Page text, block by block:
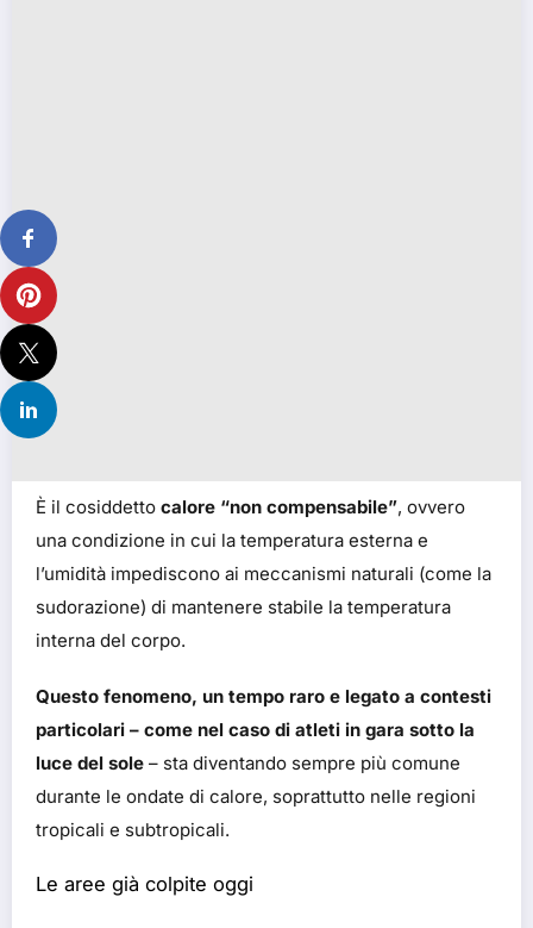
È il cosiddetto calore “non compensabile”, ovvero
una condizione in cui la temperatura esterna e
l’umidità impediscono ai meccanismi naturali (come la
sudorazione) di mantenere stabile la temperatura
interna del corpo.
Questo fenomeno, un tempo raro e legato a contesti
particolari – come nel caso di atleti in gara sotto la
luce del sole – sta diventando sempre più comune
durante le ondate di calore, soprattutto nelle regioni
tropicali e subtropicali.
Le aree già colpite oggi